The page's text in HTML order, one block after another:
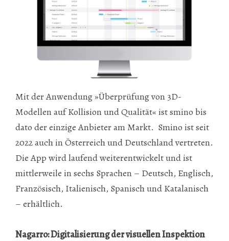
Mit der Anwendung »Überprüfung von 3D-
Modellen auf Kollision und Qualität« ist smino bis
dato der einzige Anbieter am Markt. Smino ist seit
2022 auch in Österreich und Deutschland vertreten.
Die App wird laufend weiterentwickelt und ist
mittlerweile in sechs Sprachen – Deutsch, Englisch,
Französisch, Italienisch, Spanisch und Katalanisch
– erhältlich.
Nagarro: Digitalisierung der visuellen Inspektion